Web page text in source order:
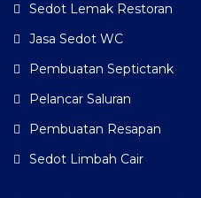
Sedot Lemak Restoran
Jasa Sedot WC
Pembuatan Septictank
Pelancar Saluran
Pembuatan Resapan
Sedot Limbah Cair